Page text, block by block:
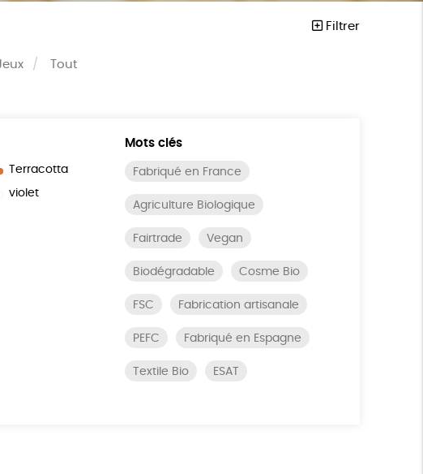
Filtrer
Tout
Terracotta
violet
Mots clés
Fabriqué en France
Agriculture Biologique
Fairtrade Vegan
Biodégradable Cosme Bio
FSC Fabrication artisanale
PEFC Fabriqué en Espagne
Textile Bio ESAT